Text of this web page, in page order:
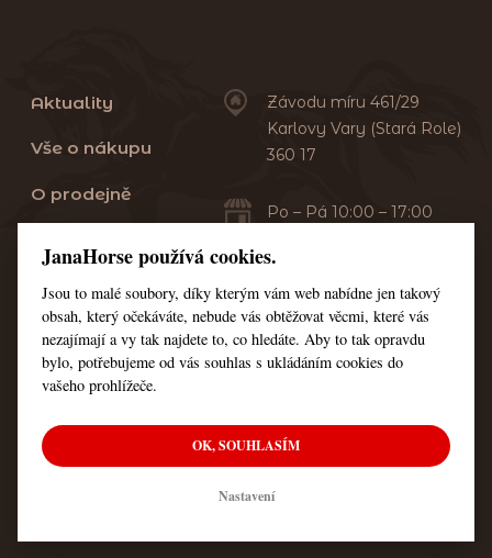
Aktuality
Vše o nákupu
O prodejně
Servis
Kontakt
Nastavení cookies
Závodu míru 461/29
Karlovy Vary (Stará Role)
360 17
Po – Pá 10:00 – 17:00
+420 353 549 410
+420 608 444 378
© Všechna práva vyhrazena JanaHorse
JanaHorse používá cookies.
Jsou to malé soubory, díky kterým vám web nabídne jen takový
obsah, který očekáváte, nebude vás obtěžovat věcmi, které vás
nezajímají a vy tak najdete to, co hledáte. Aby to tak opravdu
bylo, potřebujeme od vás souhlas s ukládáním cookies do
vašeho prohlížeče.
OK, SOUHLASÍM
Nastavení